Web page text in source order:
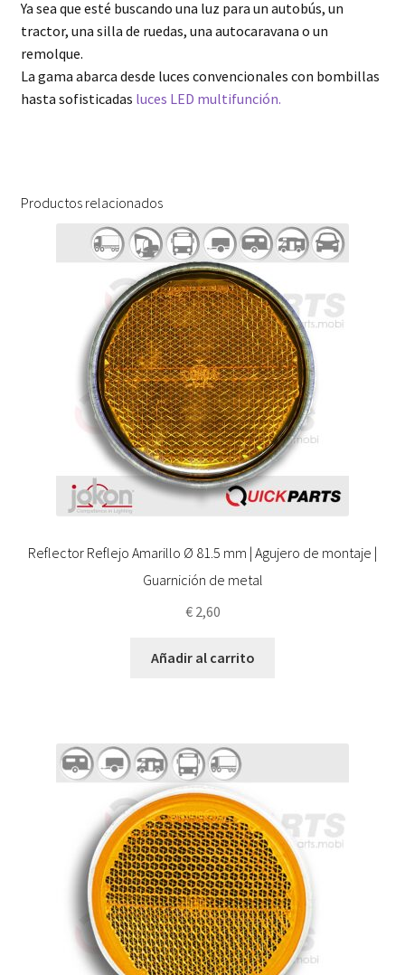
Ya sea que esté buscando una luz para un autobús, un
tractor, una silla de ruedas, una autocaravana o un
remolque.
La gama abarca desde luces convencionales con bombillas
hasta sofisticadas luces LED multifunción.
Productos relacionados
Reflector Reflejo Amarillo Ø 81.5 mm | Agujero de montaje |
Guarnición de metal
€2,60
Añadir al carrito